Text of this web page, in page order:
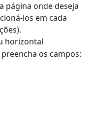
página onde deseja
los em cada
horizontal
os campos: